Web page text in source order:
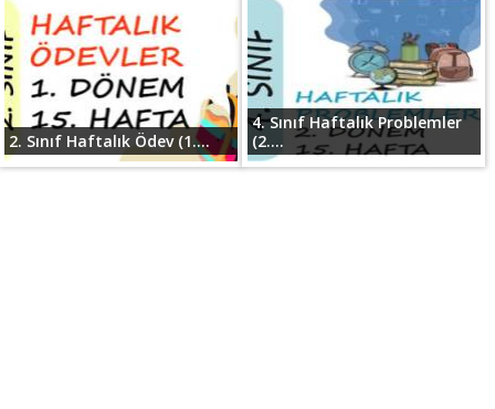
2. Sınıf Haftalık Ödev (1....
4. Sınıf Haftalık Problemler
(2....